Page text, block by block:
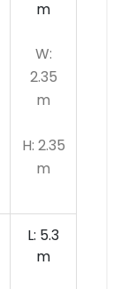
m
W:
2.35
m
H: 2.35
m
L: 5.3
m